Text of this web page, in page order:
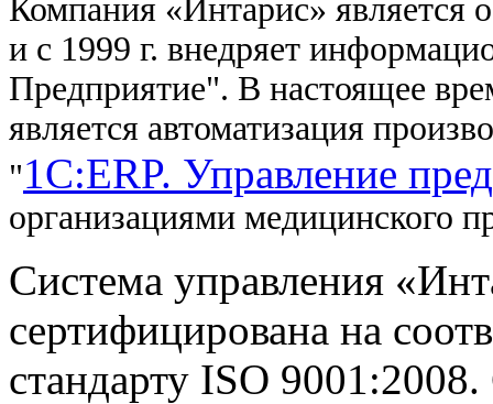
Компания «Интарис»
и с 1999 г. внедряет
Предприятие". В настоящее
является автоматизация
"1С:ERP. Управление
организациями медицинского
Система управления
сертифицирована на
стандарту ISO